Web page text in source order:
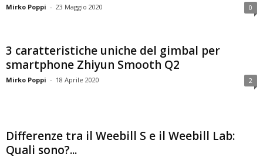
Mirko Poppi - 23 Maggio 2020 0
3 caratteristiche uniche del gimbal per
smartphone Zhiyun Smooth Q2
Mirko Poppi - 18 Aprile 2020 2
Differenze tra il Weebill S e il Weebill Lab:
Quali sono?...